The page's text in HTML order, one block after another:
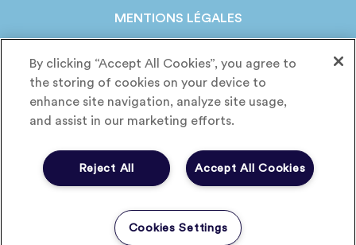
MENTIONS LÉGALES
CHARTE COOKIES
CRÉDITS
linkedin X
CONTACTEZ-NOUS
By clicking “Accept All Cookies”, you agree to
the storing of cookies on your device to
enhance site navigation, analyze site usage,
and assist in our marketing efforts.
Accept All Cookies
Reject All
Cookies Settings